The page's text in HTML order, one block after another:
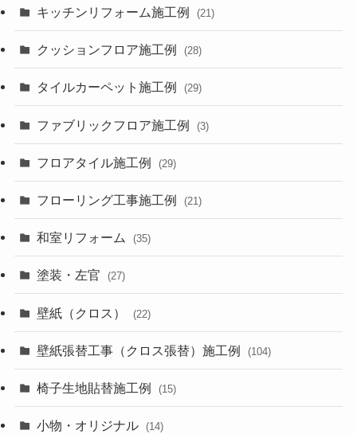
キッチンリフォーム施工例 (21)
クッションフロア施工例 (28)
タイルカーペット施工例 (29)
ファブリックフロア施工例 (3)
フロアタイル施工例 (29)
フローリング工事施工例 (21)
和室リフォーム (35)
塗装・左官 (27)
壁紙（クロス） (22)
壁紙張替工事（クロス張替）施工例 (104)
椅子生地貼替施工例 (15)
小物・オリジナル (14)